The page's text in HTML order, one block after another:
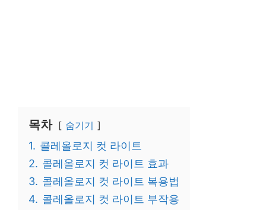
목차 숨기기
1. 콜레올로지 컷 라이트
2. 콜레올로지 컷 라이트 효과
3. 콜레올로지 컷 라이트 복용법
4. 콜레올로지 컷 라이트 부작용